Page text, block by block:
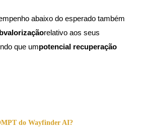
abaixo do esperado também
relativo aos seus
que umpotencial recuperação
do Wayfinder AI?